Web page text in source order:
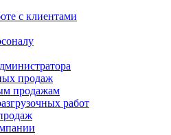
с клиентами
продаж
продажам
работ